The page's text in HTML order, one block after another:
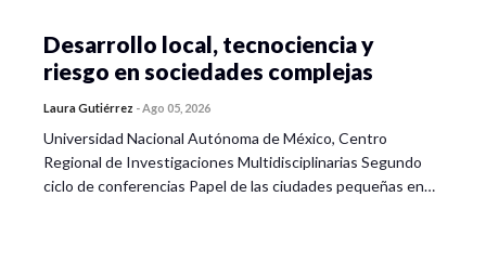
Desarrollo local, tecnociencia y
riesgo en sociedades complejas
Laura Gutiérrez -Ago 05, 2026
Universidad Nacional Autónoma de México, Centro
Regional de Investigaciones Multidisciplinarias Segundo
ciclo de conferencias Papel de las ciudades pequeñas en…